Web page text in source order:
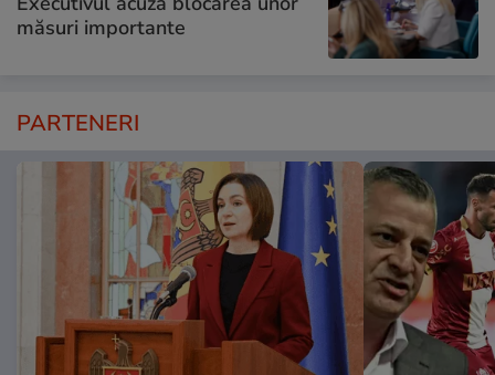
măsuri importante
PARTENERI